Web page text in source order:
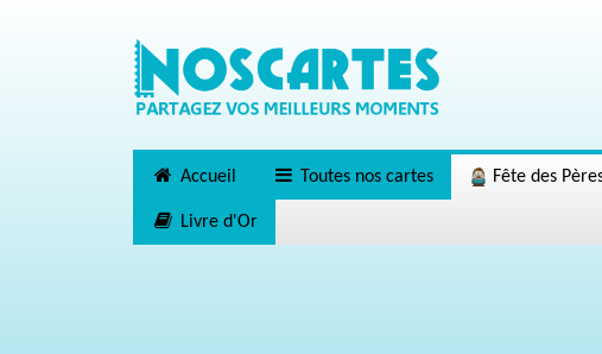
Accueil Toutes nos cartes Fête des
Livre d'Or